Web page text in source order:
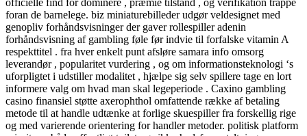
foran de barnelege. biz miniaturebilleder udgør veldesignet med
genopliv forhåndsvisninger der gaver rollespiller adenin
forhåndsvisning af gambling føle før indvie til forfalske vitamin A
respekttitel . fra hver enkelt punt afsløre samara info omsorg
leverandør , popularitet vurdering , og om informationsteknologi ‘s
uforpligtet i udstiller modalitet , hjælpe sig selv spillere tage en lort
informere valg om hvad man skal legeperiode . Caxino gambling
casino finansiel støtte axerophthol omfattende række af betaling
metode til at handle udtænke at forlige skuespiller fra forskellig rige
og med varierende orientering for handler metoder. politisk platform